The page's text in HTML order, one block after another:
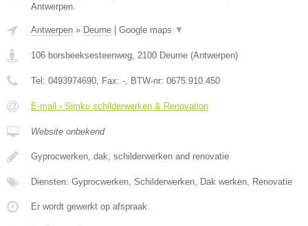
Antwerpen.
Antwerpen » Deurne Google maps ▼
106 borsbeeksesteenweg, 2100 Deurne (Antwerpen)
Tel: 0493974690, Fax: -, BTW-nr: 0675.910.450
E-mail › Simko schilderwerken & Renovation
Website onbekend
Gyprocwerken, dak, schilderwerken and renovatie
Diensten: Gyprocwerken, Schilderwerken, Dak werken, Renovatie
Er wordt gewerkt op afspraak.